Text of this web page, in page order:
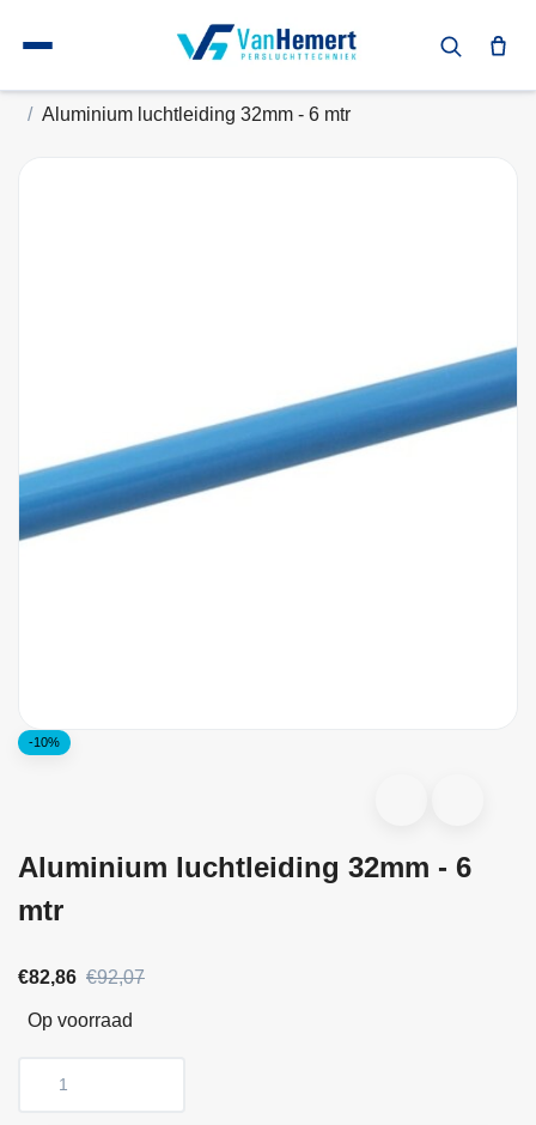
Terug naar home
Leidingsystemen
Aluminium luchtleiding 32mm - 6 mtr
-10%
Aluminium luchtleiding 32mm - 6
mtr
€82,86 €92,07
Op voorraad